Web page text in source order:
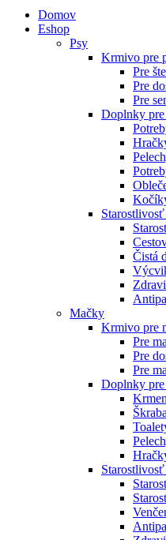
Domov
Eshop
Psy
Krmivo pre
Pre
Pre
Pre
Doplnky pre
Čistá
Mačky
Krmivo pre
Pre
Pre
Pre
Doplnky